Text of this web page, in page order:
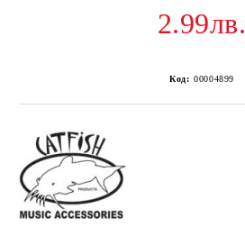
2.99лв.
Код: 00004899